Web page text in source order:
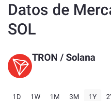
Datos de
SOL
TRON / Solana
1D 1W 1M 3M 1Y